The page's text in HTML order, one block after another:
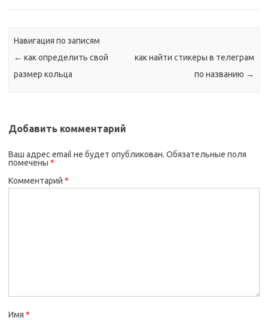
Навигация по записям
← как определить свой
размер кольца
как найти стикеры в телеграм
по названию →
Добавить комментарий
Ваш адрес email не будет опубликован. Обязательные поля
помечены *
Комментарий *
Имя *